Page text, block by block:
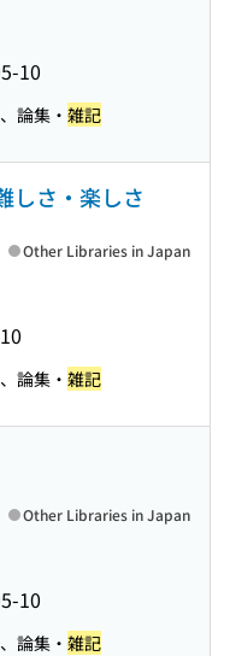
10
論集・ 雑記
しさ・楽しさ
Other Libraries in Japan
論集・ 雑記
10
Other Libraries in Japan
論集・ 雑記